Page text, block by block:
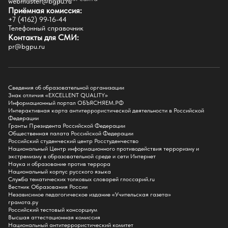
Естественно-географический факультет
Историко-филологический факультет
Факультет иностранных языков
Факультет педагогики и психологии
Факультет физической культуры и спорта
Подготовительное отделение для иностранных граждан
Поступление
Приемная комиссия
Поступай в БГПУ
Специальности и направления
Списки поступающих
Приказы о зачислении
Полезные материалы
Общежитие
Информация о целевом обучении
Обркредит в СПО
Бакалавриат
Магистратура
Аспирантура
СПО
Правила приема на Бакалавриат
Правила приема на Магистратуру
Приёмная комиссия:
+7 (4162) 99-16-44
Телефонный справочник
Контакты для СМИ:
pr@bgpu.ru
Сведения об образовательной организации
Знак отличия «EXCELLENT QUALITY»
Информационный портал ОБЪЯСНЯЕМ.РФ
Интерактивная карта антитеррористической деятельности в Российской
Федерации
Гранты Президента Российской Федерации
Общественная палата Российской Федерации
Российский студенческий центр Росстуденчество
Национальный Центр информационного противодействия терроризму и
экстремизму в образовательной среде и сети Интернет
Наука и образование против террора
Национальный корпус русского языка
Служба тематических толковых словарей глоссарий.ru
Вестник Образования России
Независимое педагогическое издание «Учительская газета»
грамота.ру
Российский тестовый консорциум
Высшая аттестационная комиссия
Национальный антитеррористический комитет